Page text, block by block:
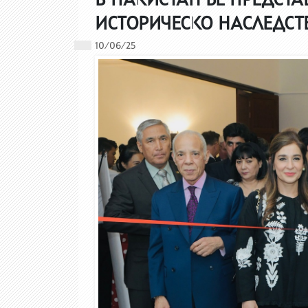
ИСТОРИЧЕСКО
10/06/25